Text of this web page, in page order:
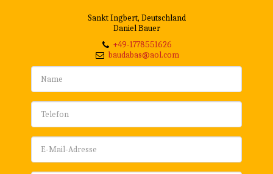
Sankt Ingbert, Deutschland
Daniel Bauer
+49-1778551626
baudabas@aol.com